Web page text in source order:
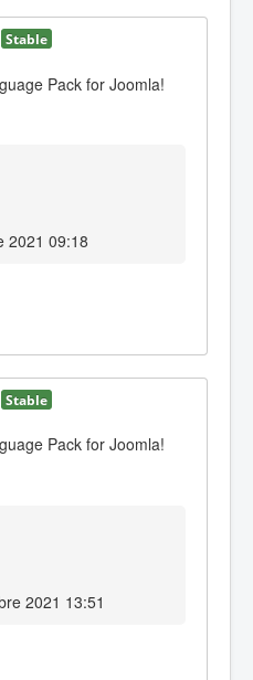
Stable
Pack for Joomla!
2021 09:18
Stable
Pack for Joomla!
2021 13:51